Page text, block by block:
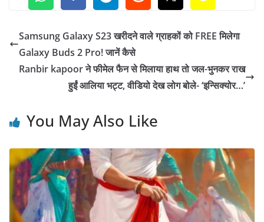
Samsung Galaxy S23 खरीदने वाले ग्राहकों को FREE मिलेगा
Galaxy Buds 2 Pro! जानें कैसे
Ranbir kapoor ने फीमेल फैन से मिलाया हाथ तो जल-भुनकर राख
हुईं आलिया भट्ट, वीडियो देख लोग बोले- ‘इन्सिक्योर…’
You May Also Like